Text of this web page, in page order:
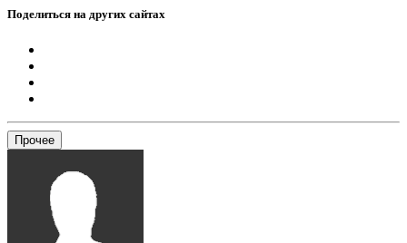
Поделиться на других сайтах
Прочее